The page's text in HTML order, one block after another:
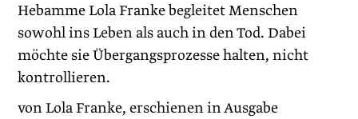
Hebamme Lola Franke begleitet Menschen
sowohl ins Leben als auch in den Tod. Dabei
möchte sie Übergangsprozesse halten, nicht
kontrollieren.
von Lola Franke, erschienen in Ausgabe